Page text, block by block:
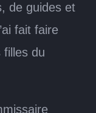
de guides et
fait faire
filles du